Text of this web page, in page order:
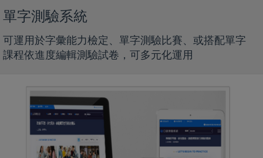
單字測驗系統
可運用於字彙能力檢定、單字測驗比賽、或搭配單字
課程依進度編輯測驗試卷，可多元化運用